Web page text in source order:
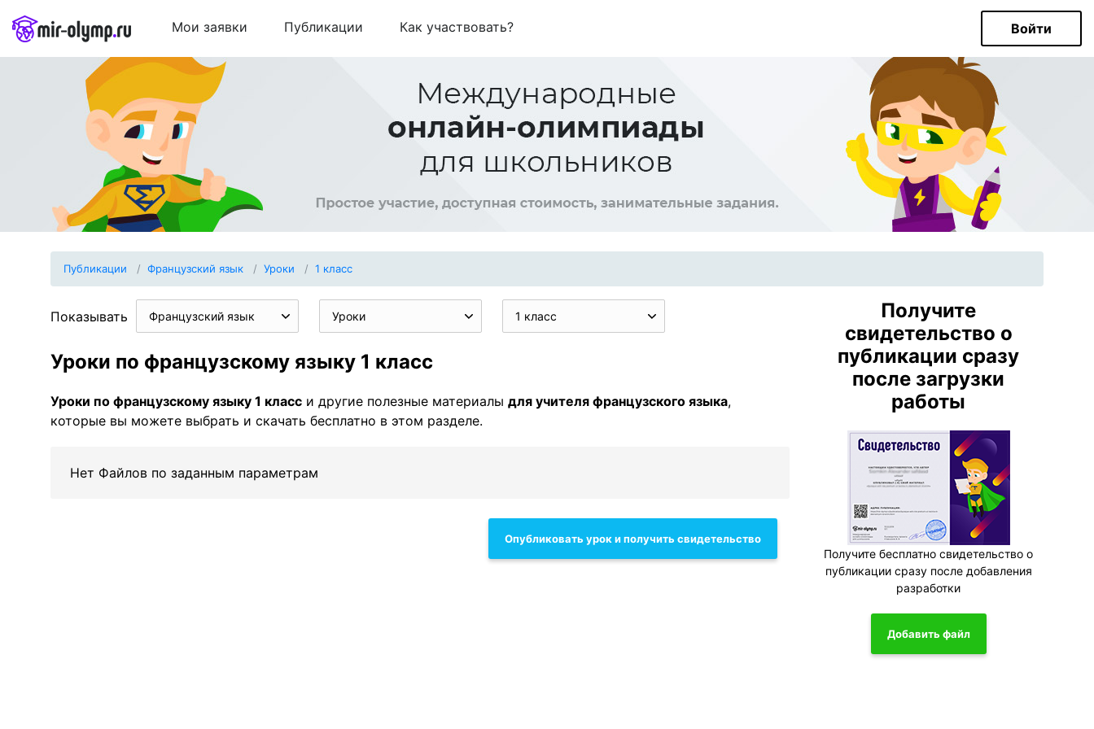
Мои заявки Публикации Как участвовать? Войти
Публикации Французский язык Уроки 1 класс
Показывать Французский язык Уроки 1 класс
Уроки по французскому языку 1 класс
Уроки по французскому языку 1 класс и другие полезные материалы для учителя французского языка,
которые вы можете выбрать и скачать бесплатно в этом разделе.
Нет Файлов по заданным параметрам
Опубликовать урок и получить свидетельство
Получите
свидетельство о
публикации сразу
после загрузки
работы
Получите бесплатно свидетельство о
публикации сразу после добавления
разработки
Добавить файл